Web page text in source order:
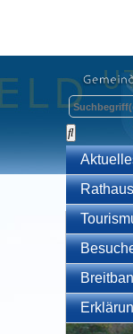
Rathaus